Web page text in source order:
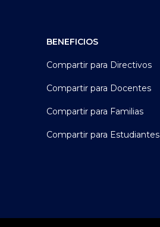
BENEFICIOS
Compartir para Directivos
Compartir para Docentes
Compartir para Familias
Compartir para Estudiantes